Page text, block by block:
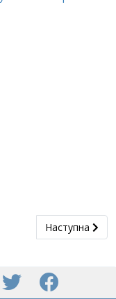
міській
Наступна
Наступна